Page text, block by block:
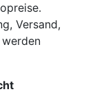
Versand,